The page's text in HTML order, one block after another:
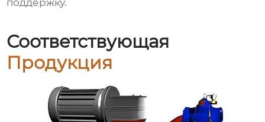
поддержку.
Соответствующая
Продукция